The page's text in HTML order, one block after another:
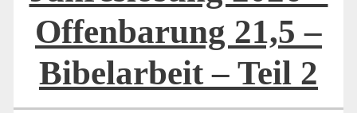
Offenbarung 21,5 –
Bibelarbeit – Teil 2